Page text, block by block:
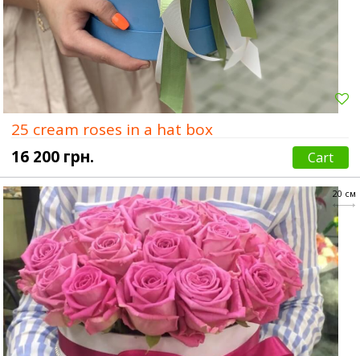
25 cream roses in a hat box
16 200 грн.
Cart
20 см